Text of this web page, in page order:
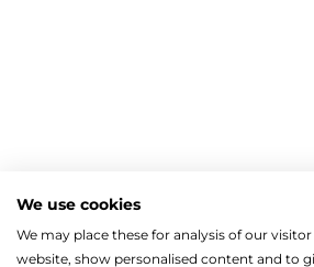
Bejelentkezés közösségi fiókkal
MOZGÁSKORLÁTOZOTT TERMÉKEK
ZUHANYKABINOK/AJTÓK
Íves zuhanykabin
Szögletes zuhanykabin
Radiátorok
TÖRÖLKÖZŐSZÁRÍTÓ RADIÁTOR
HŐSZIVATTYÚK
Gépészet, szerszám
We use cookies
We may place these for analysis of our
website, show personalised content and to